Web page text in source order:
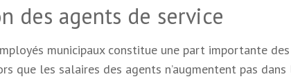
des agents de service
municipaux constitue une part importante
que les salaires des agents n’augmentent pas